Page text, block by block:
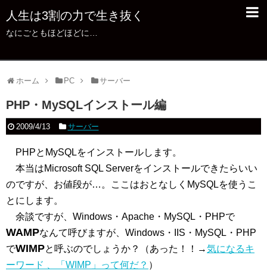
人生は3割の力で生き抜く
なにごともほどほどに…
ホーム PC サーバー
PHP・MySQLインストール編
2009/4/13 サーバー
PHPとMySQLをインストールします。
本当はMicrosoft SQL Serverをインストールできたらいい
のですが、お値段が…。ここはおとなしくMySQLを使うこ
とにします。
余談ですが、Windows・Apache・MySQL・PHPで
WAMPなんて呼びますが、Windows・IIS・MySQL・PHP
でWIMPと呼ぶのでしょうか？（あった！！→気になるキ
ーワード 、「WIMP」って何だ？ ）